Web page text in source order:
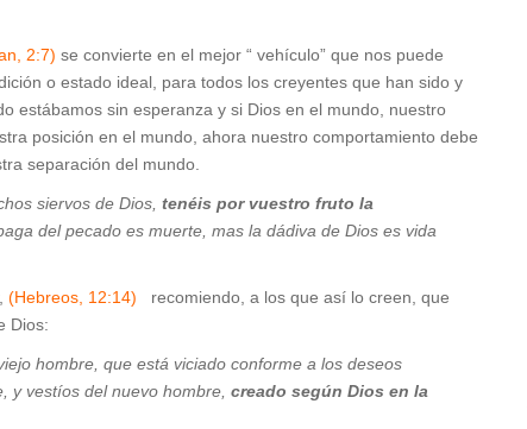
2:7) se convierte en el mejor “ vehículo” que nos puede
o estado ideal, para todos los creyentes que han sido y
estábamos sin esperanza y si Dios en el mundo, nuestro
posición en el mundo, ahora nuestro comportamiento debe
separación del mundo.
siervos de Dios, tenéis por vuestro fruto la
del pecado es muerte, mas la dádiva de Dios es vida
(Hebreos, 12:14) recomiendo, a los que así lo creen, que
Dios:
hombre, que está viciado conforme a los deseos
y vestíos del nuevo hombre, creado según Dios en la